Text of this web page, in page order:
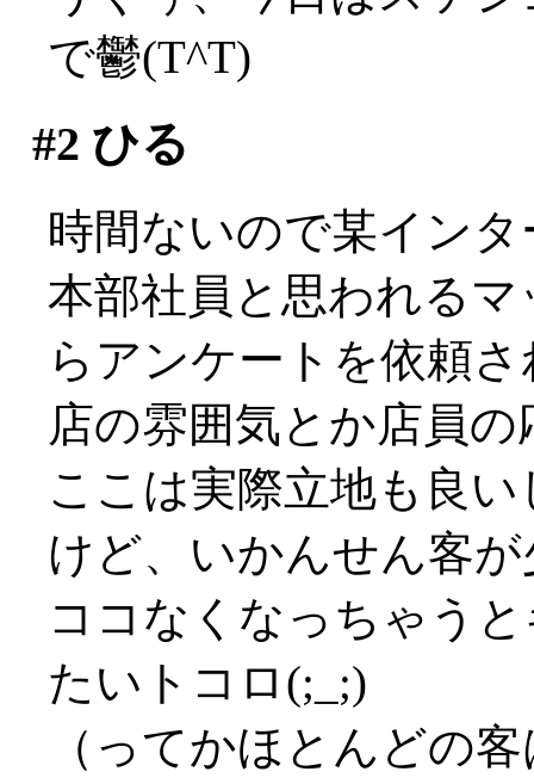
で鬱(T^T)
#2 ひる
時間ないので某イン
本部社員と思われる
らアンケートを依頼
店の雰囲気とか店員
ここは実際立地も良
けど、いかんせん客
ココなくなっちゃう
たいトコロ(;_;)
（ってかほとんどの